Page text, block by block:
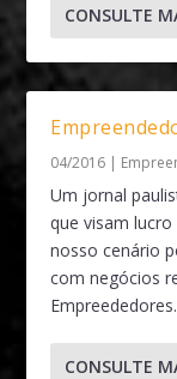
CONSULTE
04/2016 |
Um jornal
que visam
nosso cenário
com negócios
CONSULTE